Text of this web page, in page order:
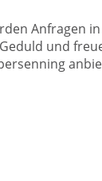
Anfragen
und